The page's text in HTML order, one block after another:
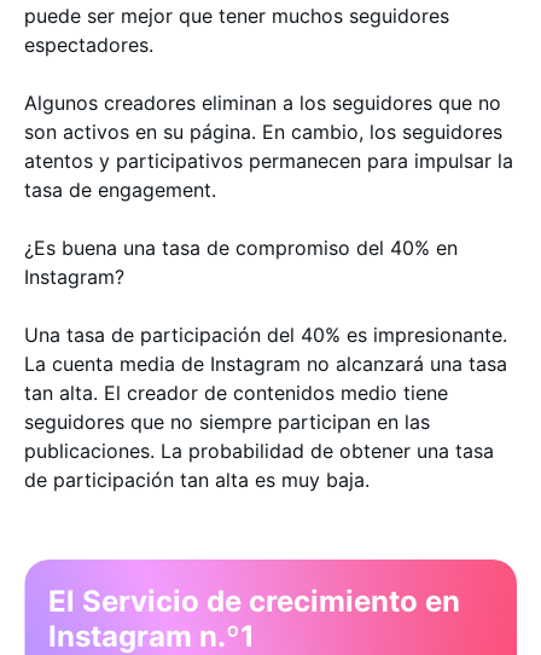
puede ser mejor que tener muchos seguidores
espectadores.
Algunos creadores eliminan a los seguidores que no
son activos en su página. En cambio, los seguidores
atentos y participativos permanecen para impulsar la
tasa de engagement.
¿Es buena una tasa de compromiso del 40% en
Instagram?
Una tasa de participación del 40% es impresionante.
La cuenta media de Instagram no alcanzará una tasa
tan alta. El creador de contenidos medio tiene
seguidores que no siempre participan en las
publicaciones. La probabilidad de obtener una tasa
de participación tan alta es muy baja.
El Servicio de crecimiento en
Instagram n.º1